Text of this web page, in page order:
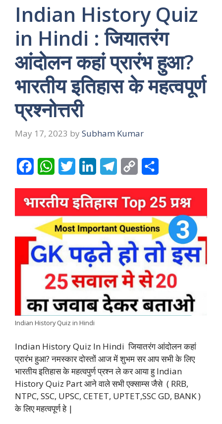
Indian History Quiz
in Hindi : जियातरंग
आंदोलन कहां प्रारंभ हुआ?
भारतीय इतिहास के महत्वपूर्ण
प्रश्नोत्तरी
May 17, 2023 by Subham Kumar
c
e
b
o
W
a
t
s
A
p
i
t
t
e
n
k
e
d
n
l
e
g
r
a
m
p
y
L
i
k
a
r
e
Indian History Quiz in Hindi
Indian History Quiz In Hindi जियातरंग आंदोलन कहां
प्रारंभ हुआ? नमस्कार दोस्तों आज में शुभम सर आप सभी के लिए
भारतीय इतिहास के महत्वपुर्ण प्रश्न ले कर आया हु Indian
History Quiz Part आने वाले सभी एक्साम्स जैसे ( RRB,
NTPC, SSC, UPSC, CETET, UPTET,SSC GD, BANK )
के लिए महत्वपूर्ण हे |